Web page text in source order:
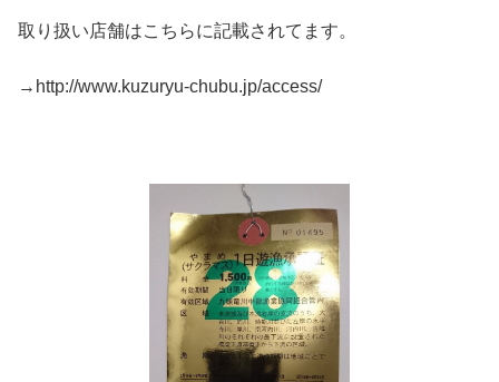
取り扱い店舗はこちらに記載されてます。
→http://www.kuzuryu-chubu.jp/access/